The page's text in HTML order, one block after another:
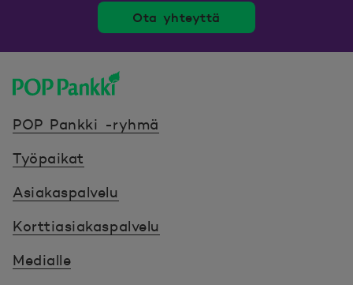
Ota yhteyttä
POP Pankki -ryhmä
Työpaikat
Asiakaspalvelu
Korttiasiakaspalvelu
Medialle